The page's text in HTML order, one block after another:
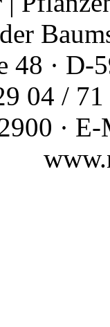
48 · D-
04 /
·